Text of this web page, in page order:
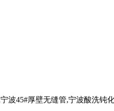
波45#厚壁无缝管,宁波酸洗